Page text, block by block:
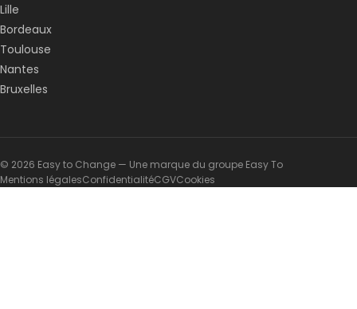
Lille
Bordeaux
Toulouse
Nantes
Bruxelles
© 2026 Easy to Change — Une marque du groupe Easy To
Mentions légalesConfidentialitéCGVCookies